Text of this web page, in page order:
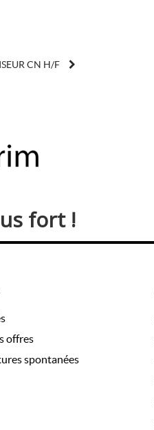
CN H/F
fort !
offres
spontanées